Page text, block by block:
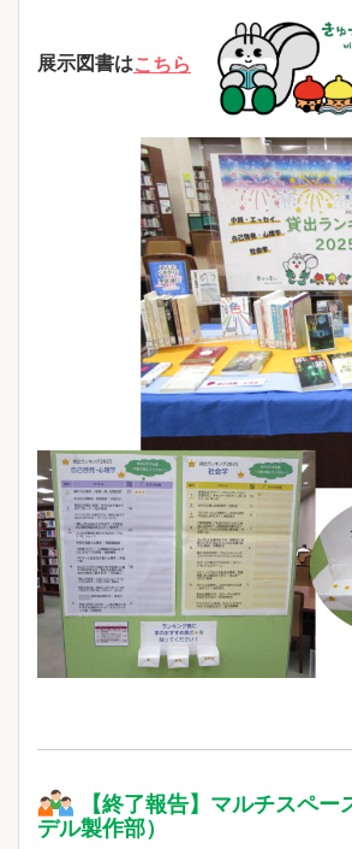
展示図書はこちら
【終了報告】マルチスペー
デル製作部）